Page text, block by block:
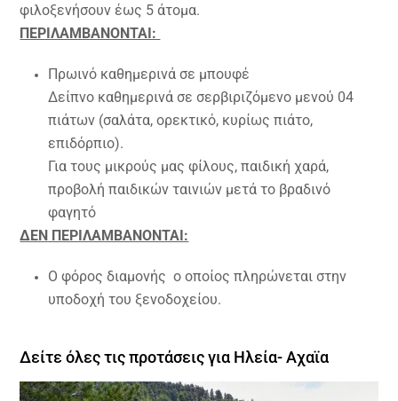
φιλοξενήσουν έως 5 άτομα.
ΠΕΡΙΛΑΜΒΑΝΟΝΤΑΙ:
Πρωινό καθημερινά σε μπουφέ
Δείπνο καθημερινά σε σερβιριζόμενο μενού 04
πιάτων (σαλάτα, ορεκτικό, κυρίως πιάτο,
επιδόρπιο).
Για τους μικρούς μας φίλους, παιδική χαρά,
προβολή παιδικών ταινιών μετά το βραδινό
φαγητό
ΔΕΝ ΠΕΡΙΛΑΜΒΑΝΟΝΤΑΙ:
Ο φόρος διαμονής ο οποίος πληρώνεται στην
υποδοχή του ξενοδοχείου.
Δείτε όλες τις προτάσεις για Ηλεία- Αχαϊα